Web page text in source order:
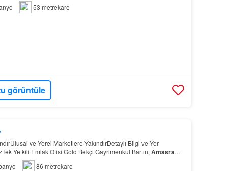
53 metrekare
görüntüle
ve Yerel Marketlere YakındırDetaylı Bilgi ve Yer
Yetkili Emlak Ofisi Gold Bekçi Gayrimenkul Bartın, Amasra
ve İlçe Entegre Hastanesi’ne yürüme…
86 metrekare